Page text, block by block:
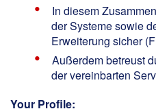
In diesem
der Systeme sowie
Erweiterung sicher
Außerdem betreust
der vereinbarten
Your Profile: